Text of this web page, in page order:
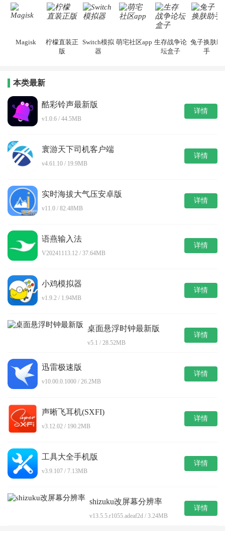
Magisk
柠檬直装正
版
Switch模拟
器
萌宅社区app 生存战争论
坛盒子
兔子换肤助
手
本类最新
酷彩铃声最新版
v1.0.6 / 44.5MB
详情
寰游天下司机客户端
v4.61.10 / 19.9MB
详情
实时海拔大气压安卓版
v11.0 / 82.48MB
详情
语燕输入法
V20241113.12 / 37.64MB
详情
小鸡模拟器
v1.9.2 / 1.94MB
详情
桌面悬浮时钟最新版
v5.1 / 28.52MB
详情
迅雷极速版
v10.00.0.1000 / 26.2MB
详情
声晰飞耳机(SXFI)
v3.12.02 / 190.2MB
详情
工具大全手机版
v3.9.107 / 7.13MB
详情
shizuku改屏幕分辨率
v13.5.5.r1055.adeaf2d / 3.24MB
详情